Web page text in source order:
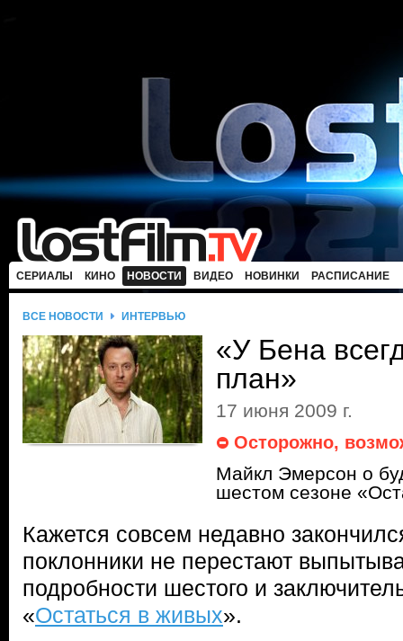
СЕРИАЛЫ КИНО НОВОСТИ ВИДЕО НОВИНКИ РАСПИСАНИЕ
ВСЕ НОВОСТИ ИНТЕРВЬЮ
«У Бена
план»
17 июня 2009 г.
Осторожно,
Майкл Эмерсон о
шестом сезоне
Кажется совсем недавно
поклонники не перестают
подробности шестого и
«Остаться в живых».